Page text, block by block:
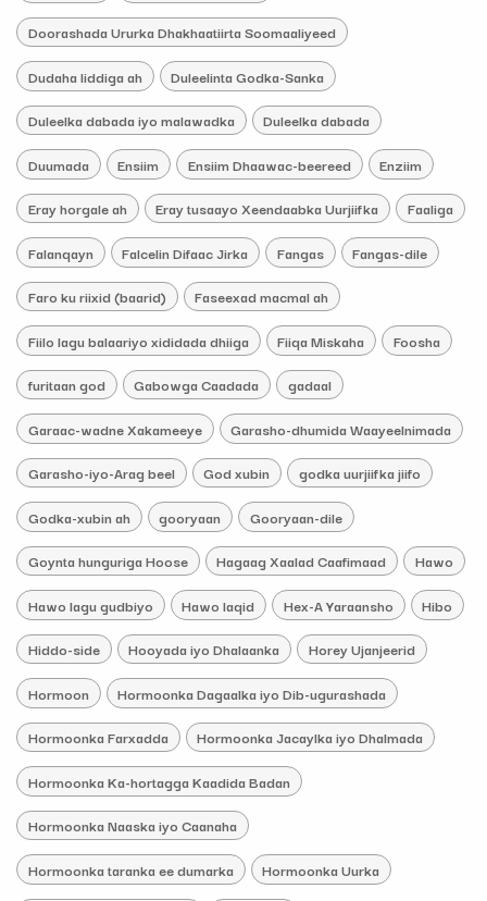
Doorashada Ururka Dhakhaatiirta Soomaaliyeed
Dudaha liddiga ah Duleelinta Godka-Sanka
Duleelka dabada iyo malawadka Duleelka dabada
Duumada Ensiim Ensiim Dhaawac-beereed Enziim
Eray horgale ah Eray tusaayo Xeendaabka Uurjiifka Faaliga
Falanqayn Falcelin Difaac Jirka Fangas Fangas-dile
Faro ku riixid (baarid) Faseexad macmal ah
Fiilo lagu balaariyo xididada dhiiga Fiiqa Miskaha Foosha
furitaan god Gabowga Caadada gadaal
Garaac-wadne Xakameeye Garasho-dhumida Waayeelnimada
Garasho-iyo-Arag beel God xubin godka uurjiifka jiifo
Godka-xubin ah gooryaan Gooryaan-dile
Goynta hunguriga Hoose Hagaag Xaalad Caafimaad Hawo
Hawo lagu gudbiyo Hawo laqid Hex-A Yaraansho Hibo
Hiddo-side Hooyada iyo Dhalaanka Horey Ujanjeerid
Hormoon Hormoonka Dagaalka iyo Dib-ugurashada
Hormoonka Farxadda Hormoonka Jacaylka iyo Dhalmada
Hormoonka Ka-hortagga Kaadida Badan
Hormoonka Naaska iyo Caanaha
Hormoonka taranka ee dumarka Hormoonka Uurka